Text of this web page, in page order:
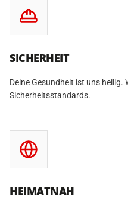
SICHERHEIT
Deine Gesundheit ist uns heilig.
Sicherheitsstandards.
HEIMATNAH